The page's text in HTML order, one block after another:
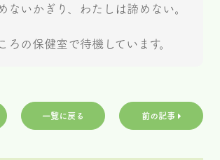
ないかぎり、わたしは諦めない。
ろの保健室で待機しています。
一覧に戻る 前の記事